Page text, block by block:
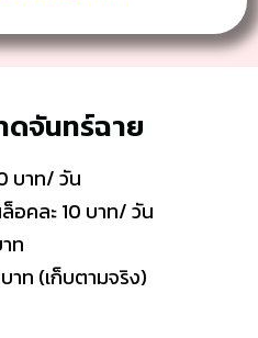
ดจันทร์ฉาย
บาท/ วัน
อคละ 10 บาท/ วัน
ท
าท (เก็บตามจริง)